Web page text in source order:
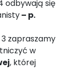
odbywają się
– p.
3 zapraszamy
w
, której